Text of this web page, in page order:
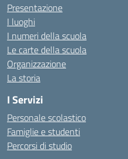
Presentazione
I luoghi
I numeri della scuola
Le carte della scuola
Organizzazione
La storia
I Servizi
Personale scolastico
Famiglie e studenti
Percorsi di studio